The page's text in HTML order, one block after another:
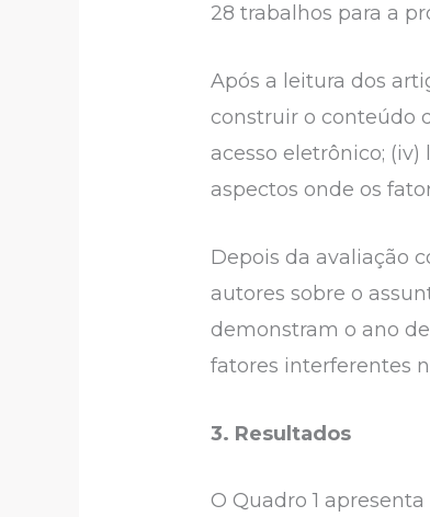
28 trabalhos para a
Após a leitura dos
construir o conteúdo
acesso eletrônico;
aspectos onde os
Depois da avaliação
autores sobre o
demonstram o ano
fatores interferentes
3. Resultados
O Quadro 1